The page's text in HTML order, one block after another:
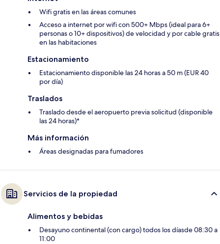
Wifi gratis en las áreas comunes
Acceso a internet por wifi con 500+ Mbps (ideal para 6+
personas o 10+ dispositivos) de velocidad y por cable gratis
en las habitaciones
Estacionamiento
Estacionamiento disponible las 24 horas a 50 m (EUR 40
por día)
Traslados
Traslado desde el aeropuerto previa solicitud (disponible
las 24 horas)*
Más información
Áreas designadas para fumadores
Servicios de la propiedad
Alimentos y bebidas
Desayuno continental (con cargo) todos los díasde 08:30 a
11:00